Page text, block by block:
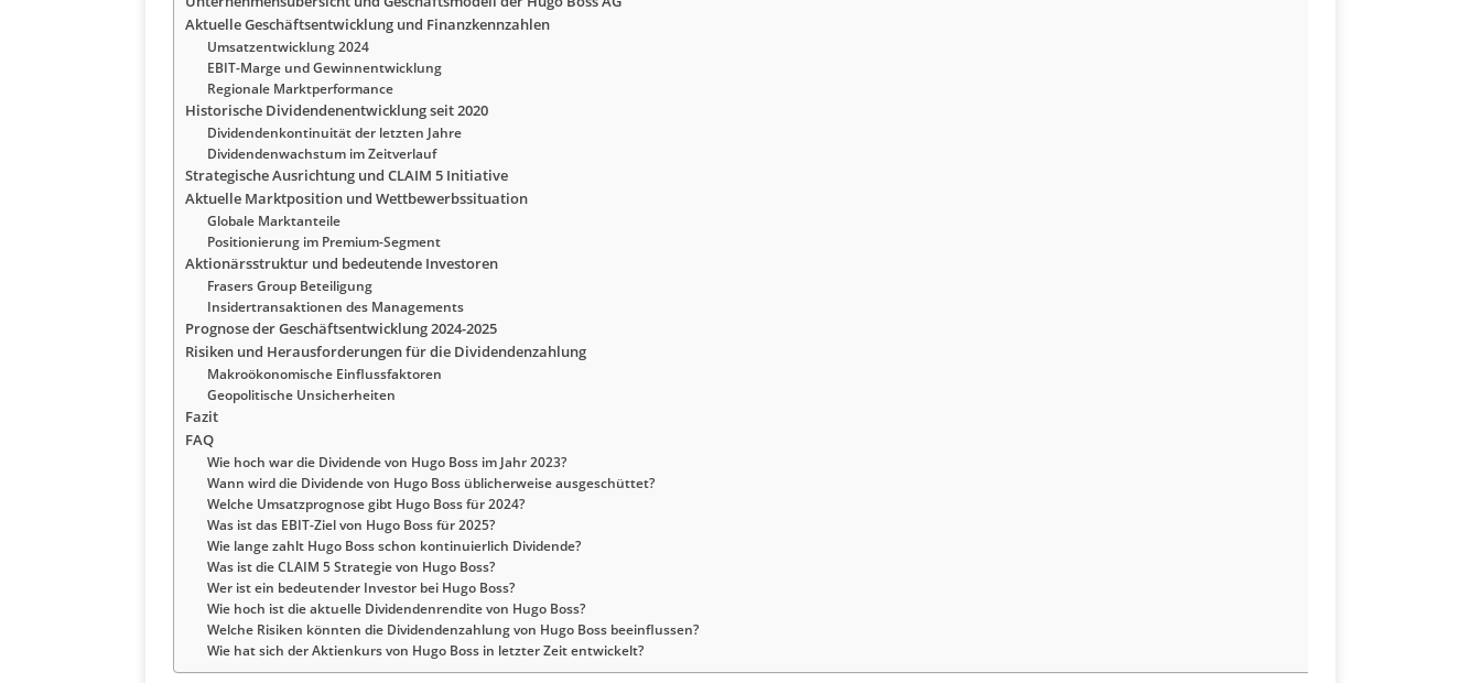
Aktuelle Geschäftsentwicklung und Finanzkennzahlen
Umsatzentwicklung 2024
EBIT-Marge und Gewinnentwicklung
Regionale Marktperformance
Historische Dividendenentwicklung seit 2020
Dividendenkontinuität der letzten Jahre
Dividendenwachstum im Zeitverlauf
Strategische Ausrichtung und CLAIM 5 Initiative
Aktuelle Marktposition und Wettbewerbssituation
Globale Marktanteile
Positionierung im Premium-Segment
Aktionärsstruktur und bedeutende Investoren
Frasers Group Beteiligung
Insidertransaktionen des Managements
Prognose der Geschäftsentwicklung 2024-2025
Risiken und Herausforderungen für die Dividendenzahlung
Makroökonomische Einflussfaktoren
Geopolitische Unsicherheiten
Fazit
FAQ
Wie hoch war die Dividende von Hugo Boss im Jahr 2023?
Wann wird die Dividende von Hugo Boss üblicherweise ausgeschüttet?
Welche Umsatzprognose gibt Hugo Boss für 2024?
Was ist das EBIT-Ziel von Hugo Boss für 2025?
Wie lange zahlt Hugo Boss schon kontinuierlich Dividende?
Was ist die CLAIM 5 Strategie von Hugo Boss?
Wer ist ein bedeutender Investor bei Hugo Boss?
Wie hoch ist die aktuelle Dividendenrendite von Hugo Boss?
Welche Risiken könnten die Dividendenzahlung von Hugo Boss beeinflussen?
Wie hat sich der Aktienkurs von Hugo Boss in letzter Zeit entwickelt?